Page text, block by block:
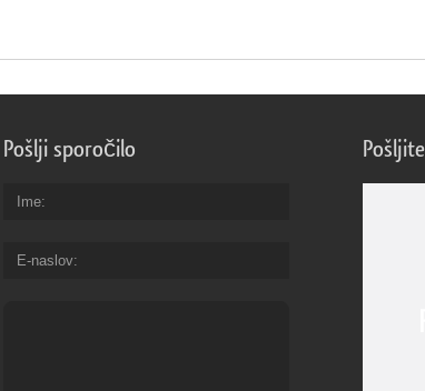
Pošlji sporočilo
Ime
E-naslov